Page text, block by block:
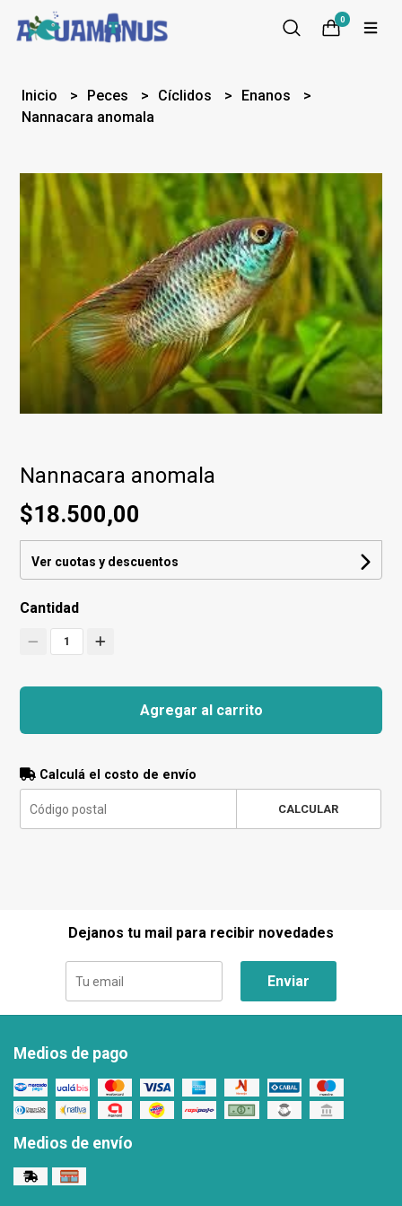
0
Inicio Peces Cíclidos
Enanos
Nannacara anomala
Nannacara anomala
$18.500,00
Ver cuotas y descuentos
Cantidad
1
Agregar al carrito
Calculá el costo de envío
CALCULAR
Dejanos tu mail para recibir novedades
Enviar
Medios de pago
Medios de envío